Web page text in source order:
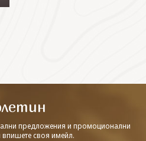
предложения и промоционални
своя имейл.